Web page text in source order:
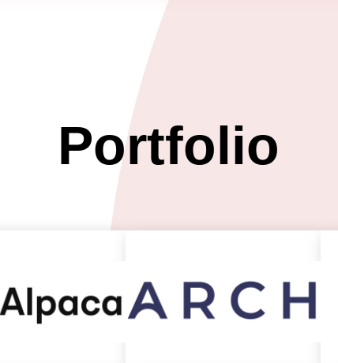
Portfolio